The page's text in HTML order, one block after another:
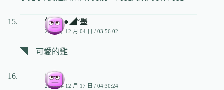
惜°◣●◢°墨
2006 年 12 月 04 日 / 03:56:02
◥ 可愛的雞
山地
2006 年 12 月 17 日 / 04:30:24